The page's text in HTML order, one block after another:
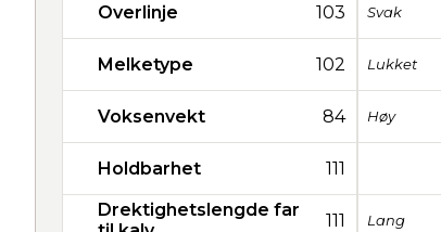
Overlinje 103 Svak
Melketype 102 Lukket
Voksenvekt 84 Høy
Holdbarhet 111
Drektighetslengde far
111 Lang